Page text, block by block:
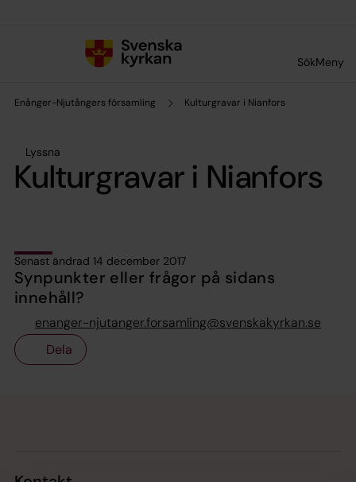
SökMeny
Enånger-Njutångers församling Kulturgravar i Nianfors
Lyssna
Kulturgravar i Nianfors
Senast ändrad 14 december 2017
Synpunkter eller frågor på sidans
innehåll?
enanger-njutanger.forsamling@svenskakyrkan.se
Dela